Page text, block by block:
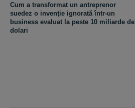
Cum a transformat un antreprenor
suedez o invenţie ignorată într-un
business evaluat la peste 10 miliarde de
dolari